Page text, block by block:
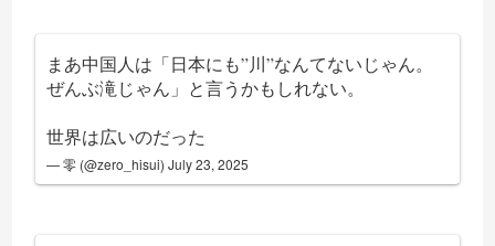
まあ中国人は「日本にも”川”なんてないじゃん。
ぜんぶ滝じゃん」と言うかもしれない。
世界は広いのだった
— 零 (@zero_hisui)July 23, 2025